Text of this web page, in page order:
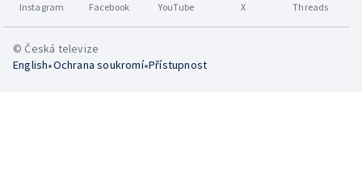
Instagram Facebook YouTube X Threads
© Česká televize
English•Ochrana soukromí•Přístupnost